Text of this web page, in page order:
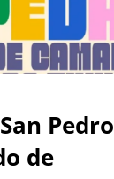
Pedro
de